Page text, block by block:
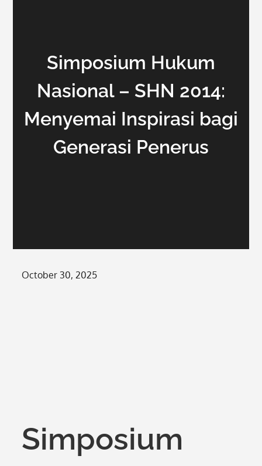
Simposium Hukum
Nasional – SHN 2014:
Menyemai Inspirasi bagi
Generasi Penerus
Posted
October 30, 2025
Simposium